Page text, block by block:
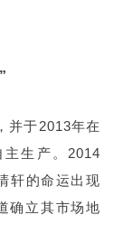
并于2013年在
主生产。2014
轩的命运出现
确立其市场地